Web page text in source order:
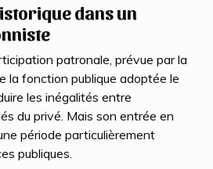
dans un
patronale, prévue par la
la fonction publique adoptée le
les inégalités entre
du privé. Mais son entrée en
période particulièrement
publiques.